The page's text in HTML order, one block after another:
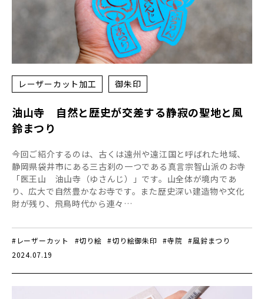
レーザーカット加工 御朱印
油山寺 自然と歴史が交差する静寂の聖地と風
鈴まつり
今回ご紹介するのは、古くは遠州や遠江国と呼ばれた地域、
静岡県袋井市にある三古刹の一つである真言宗智山派のお寺
「医王山 油山寺（ゆさんじ）」です。山全体が境内であ
り、広大で自然豊かなお寺です。また歴史深い建造物や文化
財が残り、飛鳥時代から連々…
#レーザーカット #切り絵 #切り絵御朱印 #寺院
#風鈴まつり
2024.07.19